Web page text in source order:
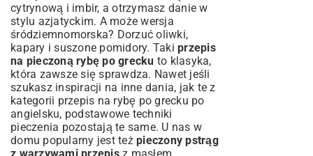
cytrynową i imbir, a otrzymasz danie w
stylu azjatyckim. A może wersja
śródziemnomorska? Dorzuć oliwki,
kapary i suszone pomidory. Taki przepis
na pieczoną rybę po grecku to klasyka,
która zawsze się sprawdza. Nawet jeśli
szukasz inspiracji na inne dania, jak te z
kategorii przepis na rybę po grecku po
angielsku, podstawowe techniki
pieczenia pozostają te same. U nas w
domu popularny jest też pieczony pstrąg